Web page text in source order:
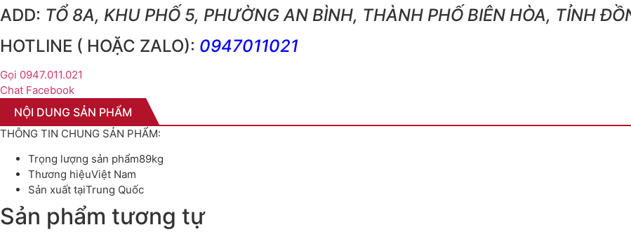
ADD: TỔ 8A, KHU PHỐ 5, PHƯỜNG AN BÌNH, THÀNH PHỐ BIÊN HÒA, TỈNH
HOTLINE ( HOẶC ZALO): 0947011021
Gọi 0947.011.021
Chat Facebook
NỘI DUNG SẢN PHẨM
THÔNG TIN CHUNG SẢN PHẨM:
Trọng lượng sản phẩm89kg
Thương hiệuViệt Nam
Sản xuất tạiTrung Quốc
Sản phẩm tương tự